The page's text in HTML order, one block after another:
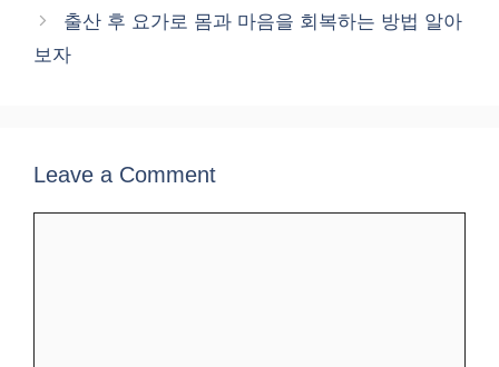
출산 후 요가로 몸과 마음을 회복하는 방법 알아
보자
Leave a Comment